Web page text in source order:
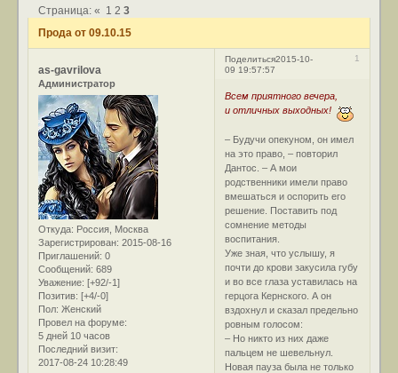
Прода от 09.10.15
Страница:« 1 2 3
Поделиться 1
2015-10-
09 19:57:57
as-gavrilova
Администратор
Откуда: Россия, Москва
Зарегистрирован: 2015-08-16
Приглашений: 0
Сообщений: 689
Уважение: [+92/-1]
Позитив: [+4/-0]
Пол: Женский
Провел на форуме:
5 дней 10 часов
Последний визит:
2017-08-24 10:28:49
Всем приятного вечера,
и отличных выходных!
– Будучи опекуном, он имел
на это право, – повторил
Дантос. – А мои
родственники имели право
вмешаться и оспорить его
решение. Поставить под
сомнение методы
воспитания.
Уже зная, что услышу, я
почти до крови закусила губу
и во все глаза уставилась на
герцога Кернского. А он
вздохнул и сказал предельно
ровным голосом:
– Но никто из них даже
пальцем не шевельнул.
Новая пауза была не только